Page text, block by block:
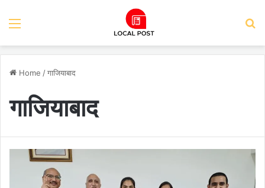
Home /गाजियाबाद
गाजियाबाद